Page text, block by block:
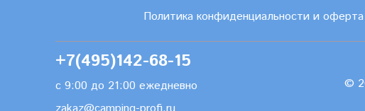
Политика конфиденциальности и оферта
+7(495)142-68-15
с 9:00 до 21:00 ежедневно
©